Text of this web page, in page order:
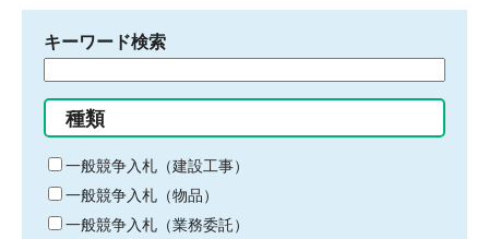
キーワード検索
る
キ
ー
ワ
ー
種類
一般競争入札（建設工事）
一般競争入札（物品）
一般競争入札（業務委託）